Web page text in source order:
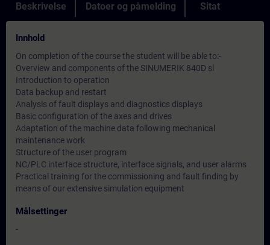
Beskrivelse Datoer og påmelding Sitat
Innhold
On completion of the course the student will be able to:-
Overview and components of the SINUMERIK 840D sl
Introduction to operation
Data backup and restart
Analysis of fault displays and diagnostics displays
Basic configuration of the axes and drives
Adaptation of the machine data following mechanical
maintenance work
Structure of the user program
NC/PLC interface structure, interface signals, and user alarms
Practical training for the commissioning and fault finding by
means of our extensive simulation equipment
Målsettinger
-